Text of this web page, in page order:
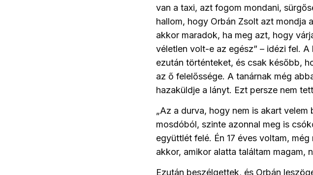
van a taxi, azt fogom mondani,
hallom, hogy Orbán Zsolt azt mondja
akkor maradok, ha meg azt, hogy
véletlen volt-e az egész” – idézi fel.
ezután történteket, és csak később,
az ő felelőssége. A tanárnak még
hazaküldje a lányt. Ezt persze nem
„Az a durva, hogy nem is akart
mosdóból, szinte azonnal meg is
együttlét felé. Én 17 éves voltam,
akkor, amikor alatta találtam magam,
Ezután beszélgettek, és Orbán